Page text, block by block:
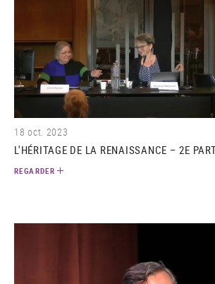
18 oct. 2023
L'HÉRITAGE DE LA RENAISSANCE – 2E
REGARDER